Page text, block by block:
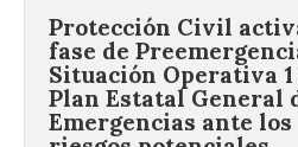
Plan Estatal General
Emergencias ante los
riesgos potenciales
asociados al eclipse
10 Ago 2026